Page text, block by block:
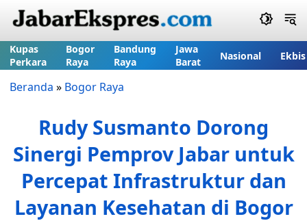
Kupas
Perkara
Bogor
Raya
Bandung
Raya
Jawa
Barat
Nasional Ekbis
Beranda » Bogor Raya
Rudy Susmanto Dorong
Sinergi Pemprov Jabar untuk
Percepat Infrastruktur dan
Layanan Kesehatan di Bogor